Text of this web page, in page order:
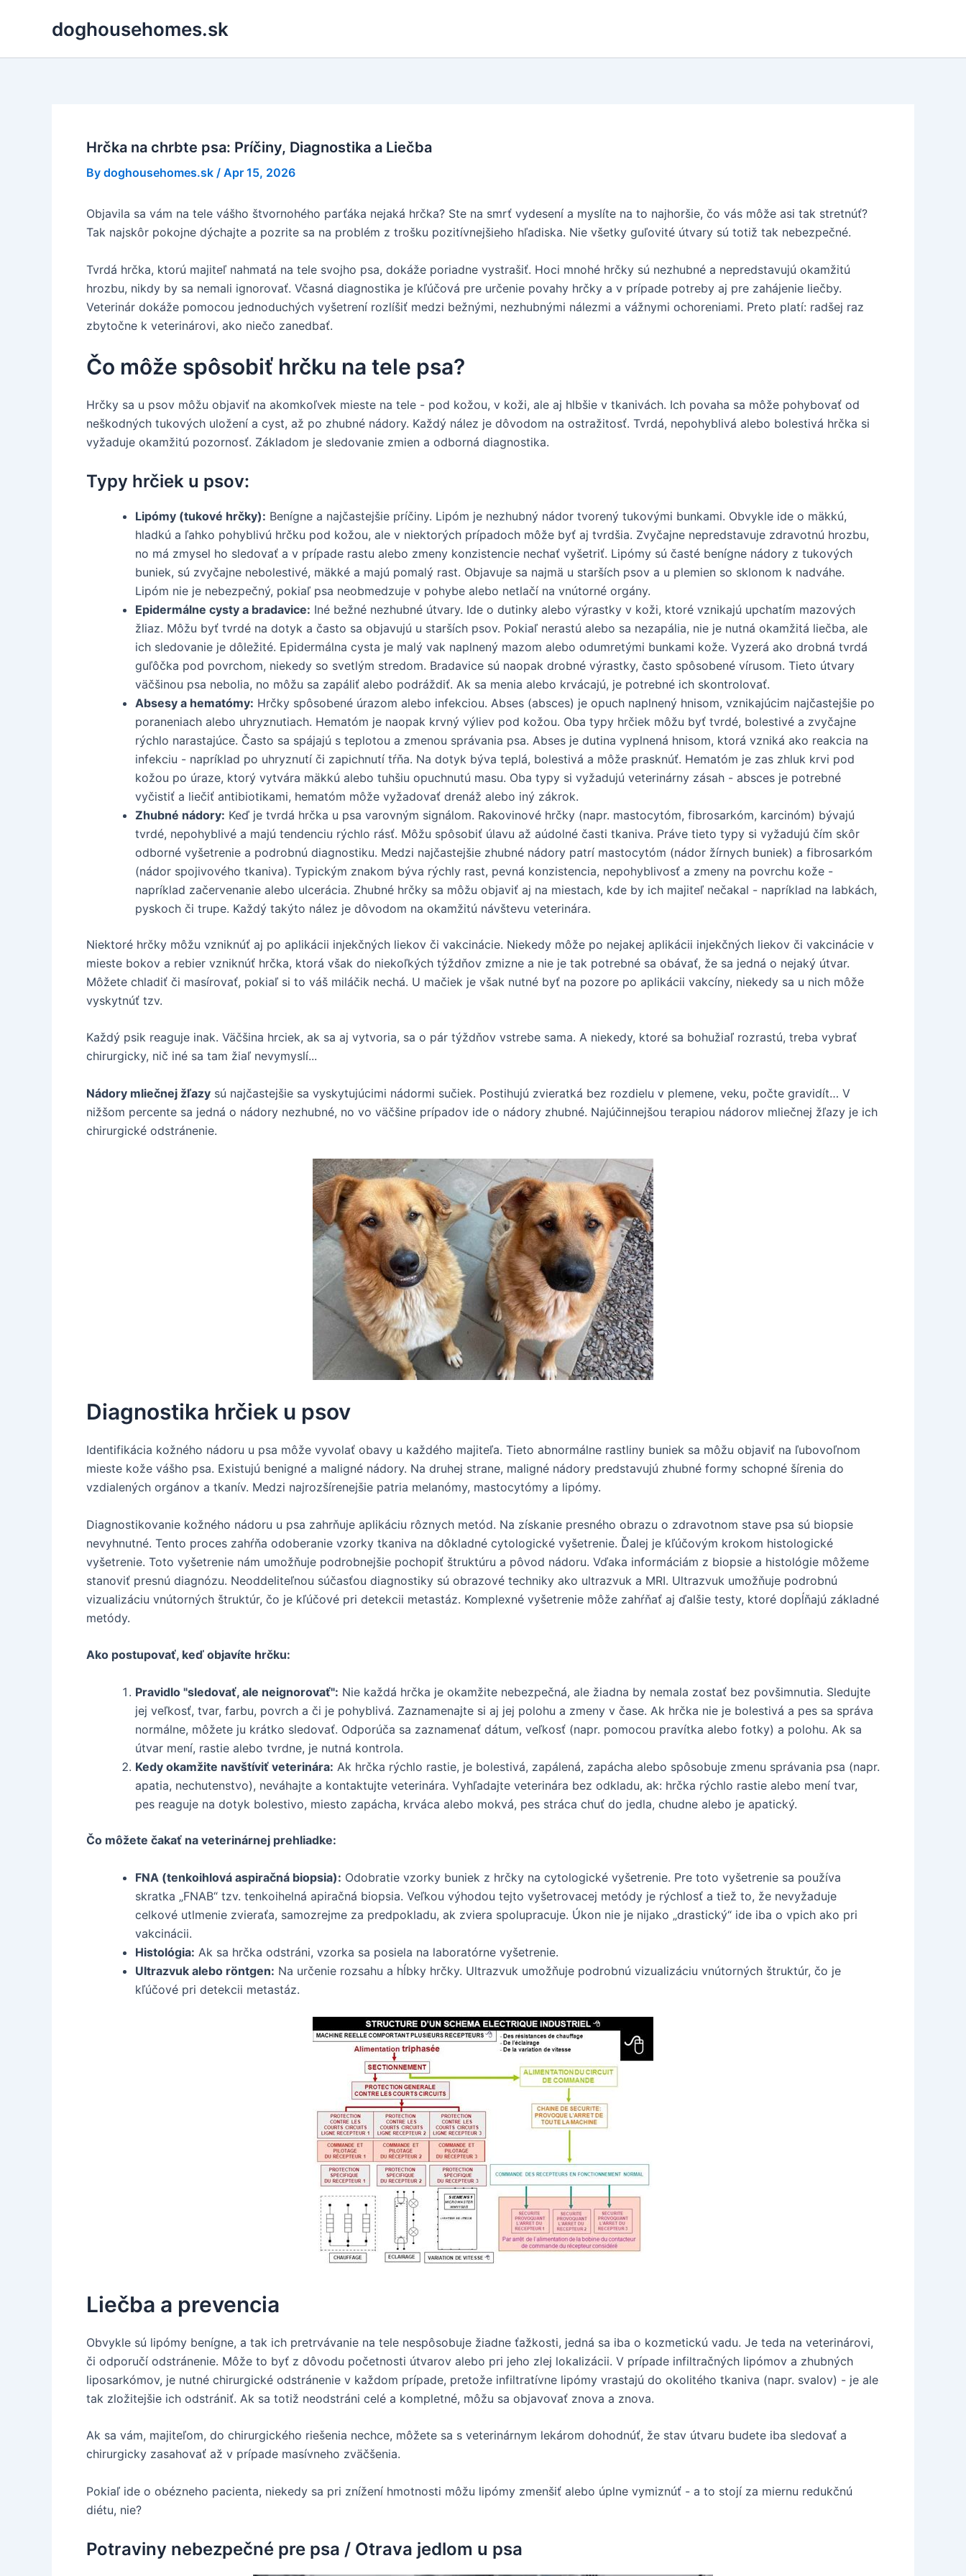
doghousehomes.sk
Hrčka na chrbte psa: Príčiny, Diagnostika a Liečba
By doghousehomes.sk / Apr 15, 2026
Objavila sa vám na tele vášho štvornohého parťáka nejaká hrčka? Ste na smrť vydesení a myslíte na to najhoršie, čo vás môže asi tak stretnúť?
Tak najskôr pokojne dýchajte a pozrite sa na problém z trošku pozitívnejšieho hľadiska. Nie všetky guľovité útvary sú totiž tak nebezpečné.
Tvrdá hrčka, ktorú majiteľ nahmatá na tele svojho psa, dokáže poriadne vystrašiť. Hoci mnohé hrčky sú nezhubné a nepredstavujú okamžitú
hrozbu, nikdy by sa nemali ignorovať. Včasná diagnostika je kľúčová pre určenie povahy hrčky a v prípade potreby aj pre zahájenie liečby.
Veterinár dokáže pomocou jednoduchých vyšetrení rozlíšiť medzi bežnými, nezhubnými nálezmi a vážnymi ochoreniami. Preto platí: radšej raz
zbytočne k veterinárovi, ako niečo zanedbať.
Čo môže spôsobiť hrčku na tele psa?
Hrčky sa u psov môžu objaviť na akomkoľvek mieste na tele - pod kožou, v koži, ale aj hlbšie v tkanivách. Ich povaha sa môže pohybovať od
neškodných tukových uložení a cyst, až po zhubné nádory. Každý nález je dôvodom na ostražitosť. Tvrdá, nepohyblivá alebo bolestivá hrčka si
vyžaduje okamžitú pozornosť. Základom je sledovanie zmien a odborná diagnostika.
Typy hrčiek u psov:
Lipómy (tukové hrčky): Benígne a najčastejšie príčiny. Lipóm je nezhubný nádor tvorený tukovými bunkami. Obvykle ide o mäkkú,
hladkú a ľahko pohyblivú hrčku pod kožou, ale v niektorých prípadoch môže byť aj tvrdšia. Zvyčajne nepredstavuje zdravotnú hrozbu,
no má zmysel ho sledovať a v prípade rastu alebo zmeny konzistencie nechať vyšetriť. Lipómy sú časté benígne nádory z tukových
buniek, sú zvyčajne nebolestivé, mäkké a majú pomalý rast. Objavuje sa najmä u starších psov a u plemien so sklonom k nadváhe.
Lipóm nie je nebezpečný, pokiaľ psa neobmedzuje v pohybe alebo netlačí na vnútorné orgány.
Epidermálne cysty a bradavice: Iné bežné nezhubné útvary. Ide o dutinky alebo výrastky v koži, ktoré vznikajú upchatím mazových
žliaz. Môžu byť tvrdé na dotyk a často sa objavujú u starších psov. Pokiaľ nerastú alebo sa nezapália, nie je nutná okamžitá liečba, ale
ich sledovanie je dôležité. Epidermálna cysta je malý vak naplnený mazom alebo odumretými bunkami kože. Vyzerá ako drobná tvrdá
guľôčka pod povrchom, niekedy so svetlým stredom. Bradavice sú naopak drobné výrastky, často spôsobené vírusom. Tieto útvary
väčšinou psa nebolia, no môžu sa zapáliť alebo podráždiť. Ak sa menia alebo krvácajú, je potrebné ich skontrolovať.
Absesy a hematómy: Hrčky spôsobené úrazom alebo infekciou. Abses (absces) je opuch naplnený hnisom, vznikajúcim najčastejšie po
poraneniach alebo uhryznutiach. Hematóm je naopak krvný výliev pod kožou. Oba typy hrčiek môžu byť tvrdé, bolestivé a zvyčajne
rýchlo narastajúce. Často sa spájajú s teplotou a zmenou správania psa. Abses je dutina vyplnená hnisom, ktorá vzniká ako reakcia na
infekciu - napríklad po uhryznutí či zapichnutí tŕňa. Na dotyk býva teplá, bolestivá a môže prasknúť. Hematóm je zas zhluk krvi pod
kožou po úraze, ktorý vytvára mäkkú alebo tuhšiu opuchnutú masu. Oba typy si vyžadujú veterinárny zásah - absces je potrebné
vyčistiť a liečiť antibiotikami, hematóm môže vyžadovať drenáž alebo iný zákrok.
Zhubné nádory: Keď je tvrdá hrčka u psa varovným signálom. Rakovinové hrčky (napr. mastocytóm, fibrosarkóm, karcinóm) bývajú
tvrdé, nepohyblivé a majú tendenciu rýchlo rásť. Môžu spôsobiť úlavu až aúdolné časti tkaniva. Práve tieto typy si vyžadujú čím skôr
odborné vyšetrenie a podrobnú diagnostiku. Medzi najčastejšie zhubné nádory patrí mastocytóm (nádor žírnych buniek) a fibrosarkóm
(nádor spojivového tkaniva). Typickým znakom býva rýchly rast, pevná konzistencia, nepohyblivosť a zmeny na povrchu kože -
napríklad začervenanie alebo ulcerácia. Zhubné hrčky sa môžu objaviť aj na miestach, kde by ich majiteľ nečakal - napríklad na labkách,
pyskoch či trupe. Každý takýto nález je dôvodom na okamžitú návštevu veterinára.
Niektoré hrčky môžu vzniknúť aj po aplikácii injekčných liekov či vakcinácie. Niekedy môže po nejakej aplikácii injekčných liekov či vakcinácie v
mieste bokov a rebier vzniknúť hrčka, ktorá však do niekoľkých týždňov zmizne a nie je tak potrebné sa obávať, že sa jedná o nejaký útvar.
Môžete chladiť či masírovať, pokiaľ si to váš miláčik nechá. U mačiek je však nutné byť na pozore po aplikácii vakcíny, niekedy sa u nich môže
vyskytnúť tzv.
Každý psik reaguje inak. Väčšina hrciek, ak sa aj vytvoria, sa o pár týždňov vstrebe sama. A niekedy, ktoré sa bohužiaľ rozrastú, treba vybrať
chirurgicky, nič iné sa tam žiaľ nevymyslí...
Nádory mliečnej žľazy sú najčastejšie sa vyskytujúcimi nádormi sučiek. Postihujú zvieratká bez rozdielu v plemene, veku, počte gravidít… V
nižšom percente sa jedná o nádory nezhubné, no vo väčšine prípadov ide o nádory zhubné. Najúčinnejšou terapiou nádorov mliečnej žľazy je ich
chirurgické odstránenie.
Diagnostika hrčiek u psov
Identifikácia kožného nádoru u psa môže vyvolať obavy u každého majiteľa. Tieto abnormálne rastliny buniek sa môžu objaviť na ľubovoľnom
mieste kože vášho psa. Existujú benigné a maligné nádory. Na druhej strane, maligné nádory predstavujú zhubné formy schopné šírenia do
vzdialených orgánov a tkanív. Medzi najrozšírenejšie patria melanómy, mastocytómy a lipómy.
Diagnostikovanie kožného nádoru u psa zahrňuje aplikáciu rôznych metód. Na získanie presného obrazu o zdravotnom stave psa sú biopsie
nevyhnutné. Tento proces zahŕňa odoberanie vzorky tkaniva na dôkladné cytologické vyšetrenie. Ďalej je kľúčovým krokom histologické
vyšetrenie. Toto vyšetrenie nám umožňuje podrobnejšie pochopiť štruktúru a pôvod nádoru. Vďaka informáciám z biopsie a histológie môžeme
stanoviť presnú diagnózu. Neoddeliteľnou súčasťou diagnostiky sú obrazové techniky ako ultrazvuk a MRI. Ultrazvuk umožňuje podrobnú
vizualizáciu vnútorných štruktúr, čo je kľúčové pri detekcii metastáz. Komplexné vyšetrenie môže zahŕňať aj ďalšie testy, ktoré dopĺňajú základné
metódy.
Ako postupovať, keď objavíte hrčku:
Pravidlo "sledovať, ale neignorovať": Nie každá hrčka je okamžite nebezpečná, ale žiadna by nemala zostať bez povšimnutia. Sledujte
jej veľkosť, tvar, farbu, povrch a či je pohyblivá. Zaznamenajte si aj jej polohu a zmeny v čase. Ak hrčka nie je bolestivá a pes sa správa
normálne, môžete ju krátko sledovať. Odporúča sa zaznamenať dátum, veľkosť (napr. pomocou pravítka alebo fotky) a polohu. Ak sa
útvar mení, rastie alebo tvrdne, je nutná kontrola.
Kedy okamžite navštíviť veterinára: Ak hrčka rýchlo rastie, je bolestivá, zapálená, zapácha alebo spôsobuje zmenu správania psa (napr.
apatia, nechutenstvo), neváhajte a kontaktujte veterinára. Vyhľadajte veterinára bez odkladu, ak: hrčka rýchlo rastie alebo mení tvar,
pes reaguje na dotyk bolestivo, miesto zapácha, krváca alebo mokvá, pes stráca chuť do jedla, chudne alebo je apatický.
Čo môžete čakať na veterinárnej prehliadke:
FNA (tenkoihlová aspiračná biopsia): Odobratie vzorky buniek z hrčky na cytologické vyšetrenie. Pre toto vyšetrenie sa používa
skratka „FNAB“ tzv. tenkoihelná apiračná biopsia. Veľkou výhodou tejto vyšetrovacej metódy je rýchlosť a tiež to, že nevyžaduje
celkové utlmenie zvieraťa, samozrejme za predpokladu, ak zviera spolupracuje. Úkon nie je nijako „drastický“ ide iba o vpich ako pri
vakcinácii.
Histológia: Ak sa hrčka odstráni, vzorka sa posiela na laboratórne vyšetrenie.
Ultrazvuk alebo röntgen: Na určenie rozsahu a hĺbky hrčky. Ultrazvuk umožňuje podrobnú vizualizáciu vnútorných štruktúr, čo je
kľúčové pri detekcii metastáz.
Liečba a prevencia
Obvykle sú lipómy benígne, a tak ich pretrvávanie na tele nespôsobuje žiadne ťažkosti, jedná sa iba o kozmetickú vadu. Je teda na veterinárovi,
či odporučí odstránenie. Môže to byť z dôvodu početnosti útvarov alebo pri jeho zlej lokalizácii. V prípade infiltračných lipómov a zhubných
liposarkómov, je nutné chirurgické odstránenie v každom prípade, pretože infiltratívne lipómy vrastajú do okolitého tkaniva (napr. svalov) - je ale
tak zložitejšie ich odstrániť. Ak sa totiž neodstráni celé a kompletné, môžu sa objavovať znova a znova.
Ak sa vám, majiteľom, do chirurgického riešenia nechce, môžete sa s veterinárnym lekárom dohodnúť, že stav útvaru budete iba sledovať a
chirurgicky zasahovať až v prípade masívneho zväčšenia.
Pokiaľ ide o obézneho pacienta, niekedy sa pri znížení hmotnosti môžu lipómy zmenšiť alebo úplne vymiznúť - a to stojí za miernu redukčnú
diétu, nie?
Potraviny nebezpečné pre psa / Otrava jedlom u psa